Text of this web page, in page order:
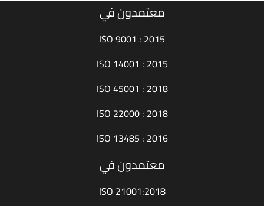
معتمدون في
ISO 9001 : 2015
ISO 14001 : 2015
ISO 45001 : 2018
ISO 22000 : 2018
ISO 13485 : 2016
معتمدون في
ISO 21001:2018